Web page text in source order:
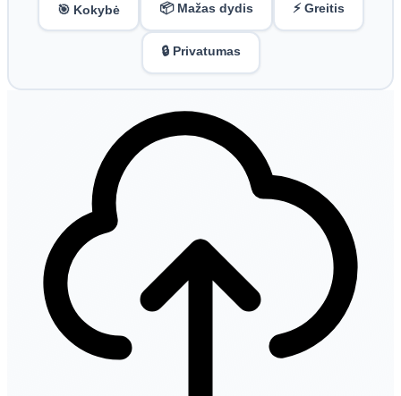
🎯 Kokybė 📦 Mažas dydis ⚡ Greitis
🔒 Privatumas